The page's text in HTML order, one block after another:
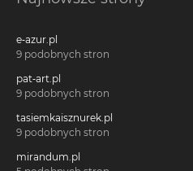
e-azur.pl
9 podobnych stron
pat-art.pl
9 podobnych stron
tasiemkaisznurek.pl
9 podobnych stron
mirandum.pl